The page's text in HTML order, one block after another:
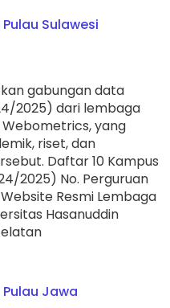
Sulawesi
gabungan data
2025) dari lembaga
yang
riset, dan
Daftar 10 Kampus
2025) No. Perguruan
Resmi Lembaga
Hasanuddin
Jawa